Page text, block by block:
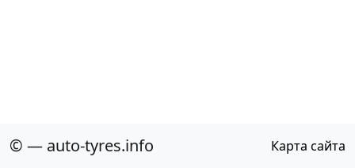
© — auto-tyres.info Карта сайта